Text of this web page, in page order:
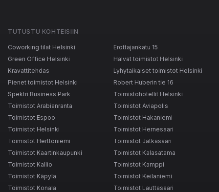
TUTUSTU KOHTEISIIN
Coworking tilat Helsinki
Erottajankatu 15
Green Office Helsinki
Halvat toimistot Helsinki
Kravattitehdas
Lyhytaikaiset toimistot Helsinki
Pienet toimistot Helsinki
Robert Huberin tie 16
Spektri Business Park
Toimistohotellit Helsinki
Toimistot Arabianranta
Toimistot Aviapolis
Toimistot Espoo
Toimistot Hakaniemi
Toimistot Helsinki
Toimistot Hernesaari
Toimistot Herttoniemi
Toimistot Jätkäsaari
Toimistot Kaartinkaupunki
Toimistot Kalasatama
Toimistot Kallio
Toimistot Kamppi
Toimistot Käpylä
Toimistot Keilaniemi
Toimistot Konala
Toimistot Lauttasaari